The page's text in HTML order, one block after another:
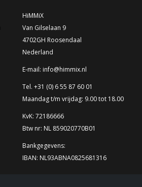
HiMMiX
Van Gilselaan 9
4702GH Roosendaal
Nederland
E-mail: info@himmix.nl
Tel. +31 (0) 6 55 87 60 01
Maandag t/m vrijdag: 9.00 tot 18.00
KvK: 72186666
Btw nr: NL 859020770B01
Bankgegevens:
IBAN: NL93ABNA0825681316